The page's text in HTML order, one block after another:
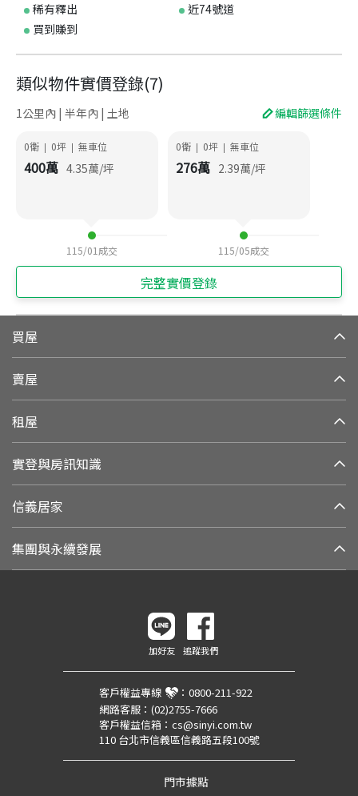
稀有釋出
近74號道
買到賺到
類似物件實價登錄(7)
1公里內 | 半年內 | 土地 編輯篩選條件
0衛 | 0坪 | 無車位
400萬 4.35萬/坪
115/01 成交
0衛 | 0坪 | 無車位
276萬 2.39萬/坪
115/05成交
完整實價登錄
買屋
賣屋
租屋
實登與房訊知識
信義居家
集團與永續發展
加好友 追蹤我們
客戶權益專線 ： 0800-211-922
網路客服： (02)2755-7666
客戶權益信箱： cs@sinyi.com.tw
110 台北市信義區信義路五段100號
門市據點